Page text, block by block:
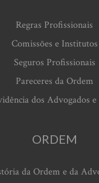
Regras Profissionais
Comissões e Institutos
Seguros Profissionais
Pareceres da Ordem
dos Advogados
ORDEM
da Ordem e da